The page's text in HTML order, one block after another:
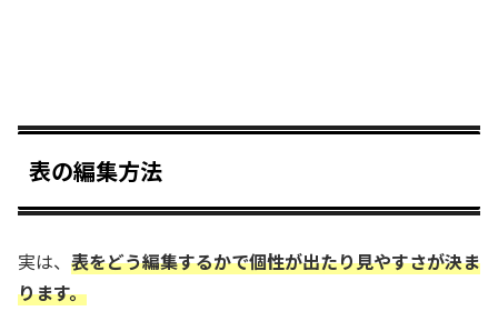
表の編集方法
実は、 表をどう編集するかで個性が出たり見やすさが決ま
ります。